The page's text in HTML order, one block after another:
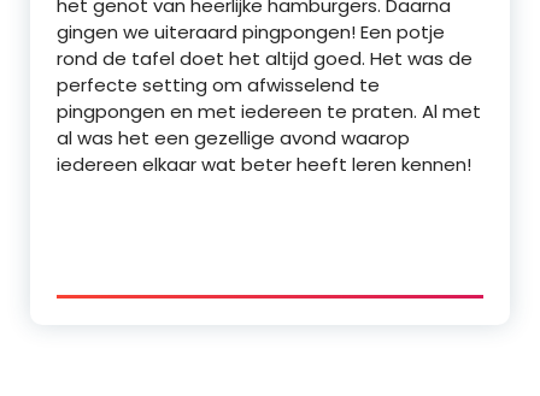
gingen we uiteraard pingpongen! Een potje
rond de tafel doet het altijd goed. Het was de
perfecte setting om afwisselend te
pingpongen en met iedereen te praten. Al met
al was het een gezellige avond waarop
iedereen elkaar wat beter heeft leren kennen!